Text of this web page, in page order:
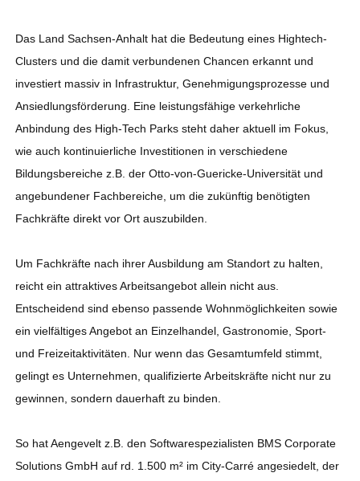
Das Land Sachsen-Anhalt hat die Bedeutung eines Hightech-
Clusters und die damit verbundenen Chancen erkannt und
investiert massiv in Infrastruktur, Genehmigungsprozesse und
Ansiedlungsförderung. Eine leistungsfähige verkehrliche
Anbindung des High-Tech Parks steht daher aktuell im Fokus,
wie auch kontinuierliche Investitionen in verschiedene
Bildungsbereiche z.B. der Otto-von-Guericke-Universität und
angebundener Fachbereiche, um die zukünftig benötigten
Fachkräfte direkt vor Ort auszubilden.
Um Fachkräfte nach ihrer Ausbildung am Standort zu halten,
reicht ein attraktives Arbeitsangebot allein nicht aus.
Entscheidend sind ebenso passende Wohnmöglichkeiten sowie
ein vielfältiges Angebot an Einzelhandel, Gastronomie, Sport-
und Freizeitaktivitäten. Nur wenn das Gesamtumfeld stimmt,
gelingt es Unternehmen, qualifizierte Arbeitskräfte nicht nur zu
gewinnen, sondern dauerhaft zu binden.
So hat Aengevelt z.B. den Softwarespezialisten BMS Corporate
Solutions GmbH auf rd. 1.500 m² im City-Carré angesiedelt, der